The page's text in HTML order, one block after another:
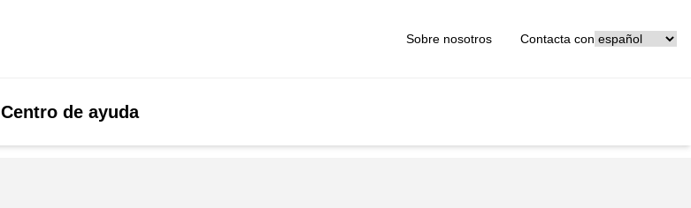
Sobre nosotros Contacta con
Centro de ayuda